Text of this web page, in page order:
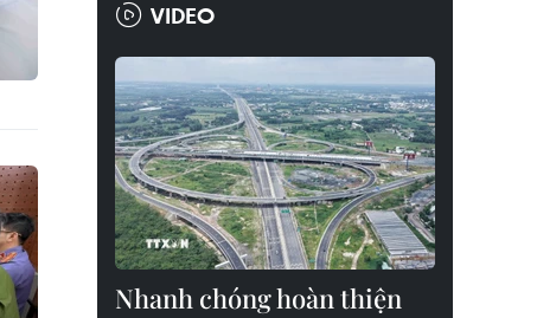
VIDEO
Nhanh chóng hoàn thiện